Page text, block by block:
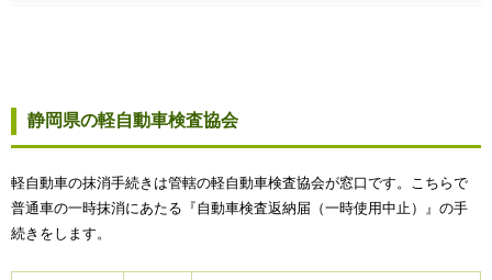
静岡県の軽自動車検査協会
軽自動車の抹消手続きは管轄の軽自動車検査協会が窓口です。こちらで
普通車の一時抹消にあたる『自動車検査返納届（一時使用中止）』の手
続きをします。